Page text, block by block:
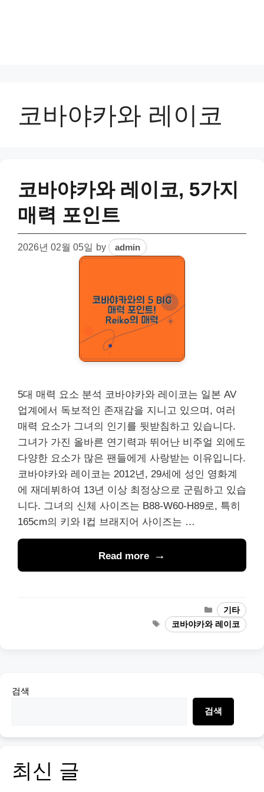
코바야카와 레이코
코바야카와 레이코, 5가지
매력 포인트
2026년 02월 05일 by admin
5대 매력 요소 분석 코바야카와 레이코는 일본 AV
업계에서 독보적인 존재감을 지니고 있으며, 여러
매력 요소가 그녀의 인기를 뒷받침하고 있습니다.
그녀가 가진 올바른 연기력과 뛰어난 비주얼 외에도
다양한 요소가 많은 팬들에게 사랑받는 이유입니다.
코바야카와 레이코는 2012년, 29세에 성인 영화계
에 재데뷔하여 13년 이상 최정상으로 군림하고 있습
니다. 그녀의 신체 사이즈는 B88-W60-H89로, 특히
165cm의 키와 I컵 브래지어 사이즈는 …
Read more
Categories
기타
Tags코바야카와 레이코
검색
검색
최신 글